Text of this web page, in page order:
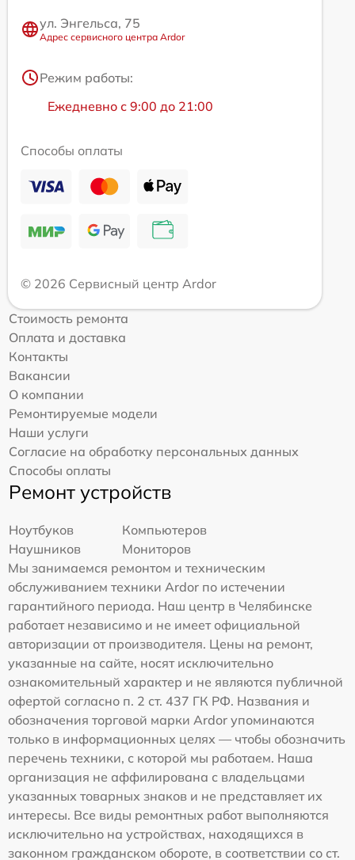
ул. Энгельса, 75
Адрес сервисного центра Ardor
Режим работы:
Ежедневно с 9:00 до 21:00
Способы оплаты
© 2026 Сервисный центр Ardor
Стоимость ремонта
Оплата и доставка
Контакты
Вакансии
О компании
Ремонтируемые модели
Наши услуги
Согласие на обработку персональных данных
Способы оплаты
Ремонт устройств
Ноутбуков
Компьютеров
Наушников
Мониторов
Мы занимаемся ремонтом и техническим
обслуживанием техники Ardor по истечении
гарантийного периода. Наш центр в Челябинске
работает независимо и не имеет официальной
авторизации от производителя. Цены на ремонт,
указанные на сайте, носят исключительно
ознакомительный характер и не являются публичной
офертой согласно п. 2 ст. 437 ГК РФ. Названия и
обозначения торговой марки Ardor упоминаются
только в информационных целях — чтобы обозначить
перечень техники, с которой мы работаем. Наша
организация не аффилирована с владельцами
указанных товарных знаков и не представляет их
интересы. Все виды ремонтных работ выполняются
исключительно на устройствах, находящихся в
законном гражданском обороте, в соответствии со ст.